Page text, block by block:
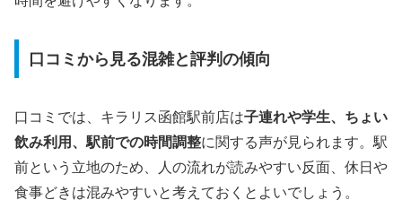
口コミから見る混雑と評判の傾向
口コミでは、キラリス函館駅前店は子連れや学生、ちょい
飲み利用、駅前での時間調整に関する声が見られます。駅
前という立地のため、人の流れが読みやすい反面、休日や
食事どきは混みやすいと考えておくとよいでしょう。